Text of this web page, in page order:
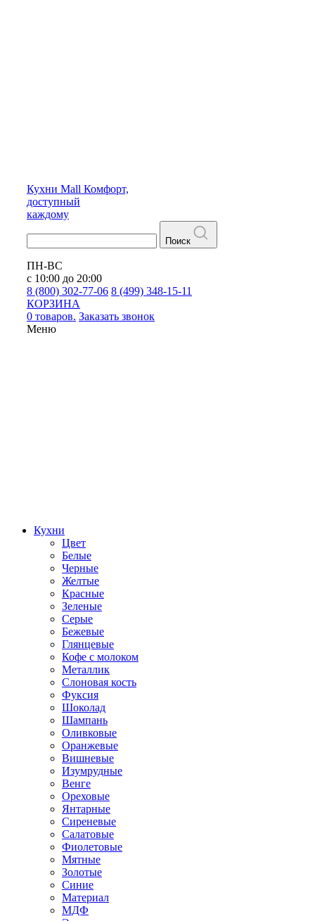
Кухни Mall Комфорт,
доступный
каждому
Поиск
ПН-ВС
с 10:00 до 20:00
8 (800) 302-77-06 8 (499) 348-15-11
КОРЗИНА
0 товаров. Заказать звонок
Меню
Кухни
Цвет
Белые
Черные
Желтые
Красные
Зеленые
Серые
Бежевые
Глянцевые
Кофе с молоком
Металлик
Слоновая кость
Фуксия
Шоколад
Шампань
Оливковые
Оранжевые
Вишневые
Изумрудные
Венге
Ореховые
Янтарные
Сиреневые
Салатовые
Фиолетовые
Мятные
Золотые
Синие
Материал
МДФ